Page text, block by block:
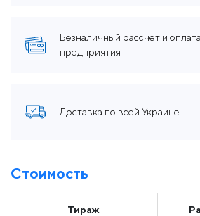
Безналичный рассчет и
предприятия
Доставка по всей Украине
Стоимость
Тираж